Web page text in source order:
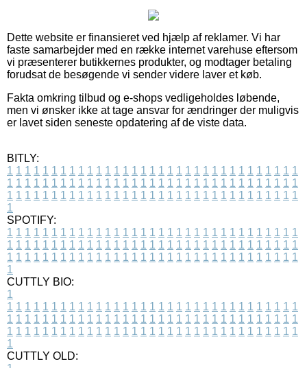
Dette website er finansieret ved hjælp af reklamer. Vi har
faste samarbejder med en række internet varehuse eftersom
vi præsenterer butikkernes produkter, og modtager betaling
forudsat de besøgende vi sender videre laver et køb.
Fakta omkring tilbud og e-shops vedligeholdes løbende,
men vi ønsker ikke at tage ansvar for ændringer der muligvis
er lavet siden seneste opdatering af de viste data.
BITLY:
1 1 1 1 1 1 1 1 1 1 1 1 1 1 1 1 1 1 1 1 1 1 1 1 1 1 1 1 1 1 1 1 1
1 1 1 1 1 1 1 1 1 1 1 1 1 1 1 1 1 1 1 1 1 1 1 1 1 1 1 1 1 1 1 1 1
1 1 1 1 1 1 1 1 1 1 1 1 1 1 1 1 1 1 1 1 1 1 1 1 1 1 1 1 1 1 1 1 1
1
SPOTIFY:
1 1 1 1 1 1 1 1 1 1 1 1 1 1 1 1 1 1 1 1 1 1 1 1 1 1 1 1 1 1 1 1 1
1 1 1 1 1 1 1 1 1 1 1 1 1 1 1 1 1 1 1 1 1 1 1 1 1 1 1 1 1 1 1 1 1
1 1 1 1 1 1 1 1 1 1 1 1 1 1 1 1 1 1 1 1 1 1 1 1 1 1 1 1 1 1 1 1 1
1
CUTTLY BIO:
1
1 1 1 1 1 1 1 1 1 1 1 1 1 1 1 1 1 1 1 1 1 1 1 1 1 1 1 1 1 1 1 1 1
1 1 1 1 1 1 1 1 1 1 1 1 1 1 1 1 1 1 1 1 1 1 1 1 1 1 1 1 1 1 1 1 1
1 1 1 1 1 1 1 1 1 1 1 1 1 1 1 1 1 1 1 1 1 1 1 1 1 1 1 1 1 1 1 1 1
1
CUTTLY OLD: